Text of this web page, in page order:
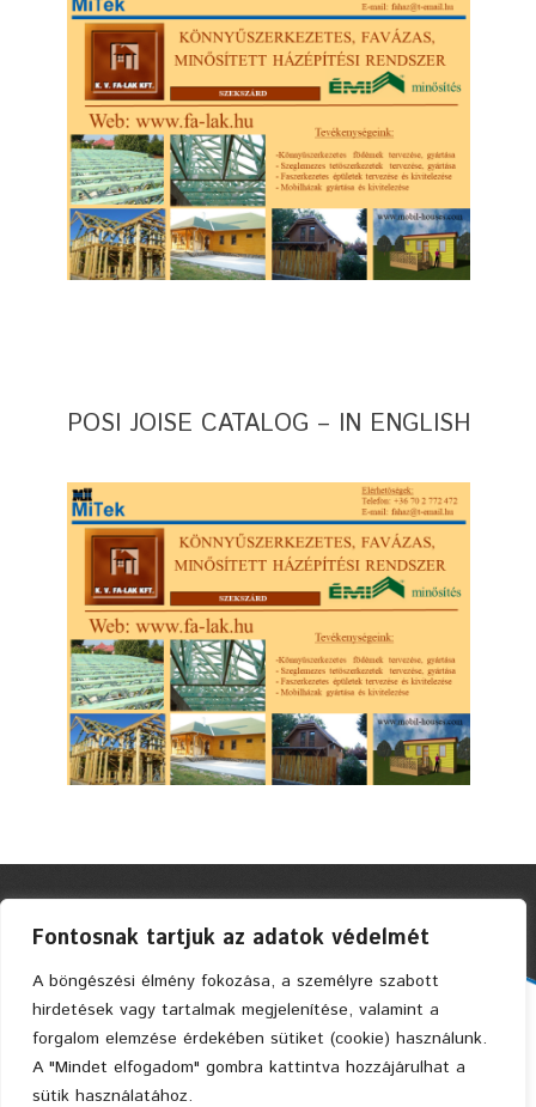
Fontosnak tartjuk az adatok védelmét
A böngészési élmény fokozása, a személyre szabott
hirdetések vagy tartalmak megjelenítése, valamint a
forgalom elemzése érdekében sütiket (cookie) használunk.
A "Mindet elfogadom" gombra kattintva hozzájárulhat a
sütik használatához.
POSI JOISE CATALOG – IN ENGLISH
Faszerkezetes Ház Kft. © 2004 Privacy Policy